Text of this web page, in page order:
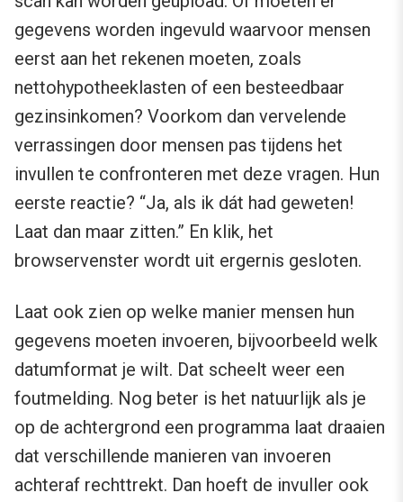
gegevens worden ingevuld waarvoor mensen
eerst aan het rekenen moeten, zoals
nettohypotheeklasten of een besteedbaar
gezinsinkomen? Voorkom dan vervelende
verrassingen door mensen pas tijdens het
invullen te confronteren met deze vragen. Hun
eerste reactie? “Ja, als ik dát had geweten!
Laat dan maar zitten.” En klik, het
browservenster wordt uit ergernis gesloten.
Laat ook zien op welke manier mensen hun
gegevens moeten invoeren, bijvoorbeeld welk
datumformat je wilt. Dat scheelt weer een
foutmelding. Nog beter is het natuurlijk als je
op de achtergrond een programma laat draaien
dat verschillende manieren van invoeren
achteraf rechttrekt. Dan hoeft de invuller ook